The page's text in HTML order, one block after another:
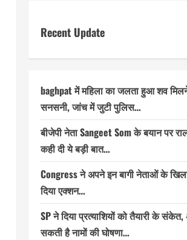
Recent Update
baghpat में महिला का जलता हुआ शव
सनसनी, जांच में जुटी पुलिस…
बीजेपी नेता Sangeet Som के बयान पर
कही दी ये बड़ी बात…
Congress ने अपने इन बागी नेताओं के
दिया एक्शन…
SP ने दिया प्रत्याशियों को तैयारी के
सकती है नामों की घोषणा…